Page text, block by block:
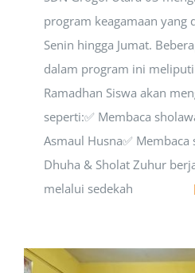
program keagamaan yang
Senin hingga Jumat.
dalam program ini
Ramadhan Siswa akan
seperti:✅ Membaca
Asmaul Husna✅
Dhuha & Sholat Zuhur
melalui sedekah